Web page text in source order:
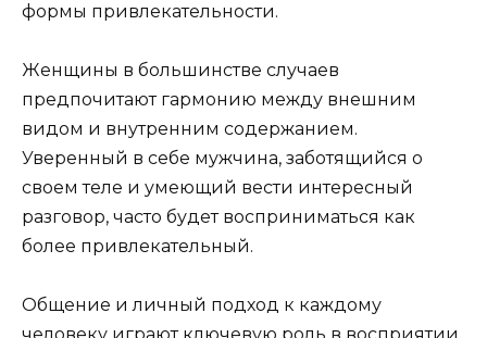
формы привлекательности.
Женщины в большинстве случаев
предпочитают гармонию между внешним
видом и внутренним содержанием.
Уверенный в себе мужчина, заботящийся о
своем теле и умеющий вести интересный
разговор, часто будет восприниматься как
более привлекательный.
Общение и личный подход к каждому